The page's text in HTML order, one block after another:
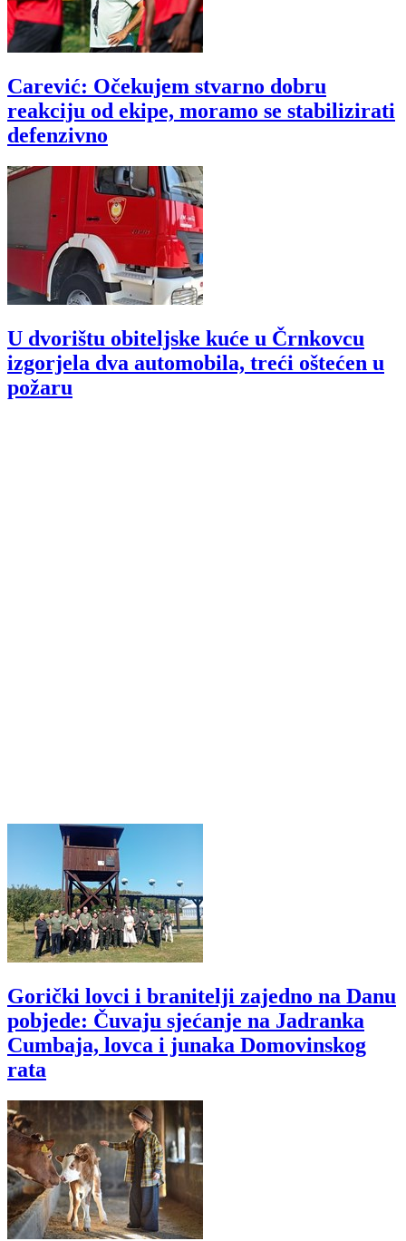
Carević: Očekujem stvarno dobru
reakciju od ekipe, moramo se stabilizirati
defenzivno
U dvorištu obiteljske kuće u Črnkovcu
izgorjela dva automobila, treći oštećen u
požaru
Gorički lovci i branitelji zajedno na Danu
pobjede: Čuvaju sjećanje na Jadranka
Cumbaja, lovca i junaka Domovinskog
rata